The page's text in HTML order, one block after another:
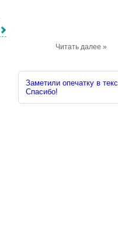
Читать далее »
Заметили опечатку в
Спасибо!